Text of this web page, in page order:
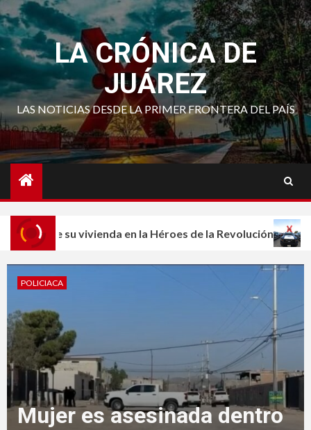
Saltar
al
contenido LA CRÓNICA DE
JUÁREZ
LAS NOTICIAS DESDE LA PRIMER FRONTERA DEL PAÍS
su vivienda en la Héroes de la Revolución
POLICIACA
Mujer es asesinada dentro
3
4
Mesa de Seguridad y Justicia
atiende tema migratorio